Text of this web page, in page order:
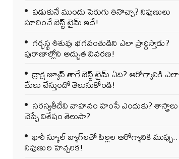
పడుకునే ముందు పెరుగు తినొచ్చా? నిపుణులు
సూచించే బెస్ట్ టైమ్ ఇదే!
గర్భస్థ శిశువు భగవంతుడిని ఎలా ప్రార్థిస్తాడు?
పురాణాల్లోని అద్భుత వివరణ!
ద్రాక్ష జ్యూస్ తాగే బెస్ట్ టైమ్ ఏది? ఆరోగ్యానికి ఎలా
మేలు చేస్తుందో తెలుసుకోండి!
సరస్వతీదేవి వాహనం హంసే ఎందుకు? శాస్త్రాలు
చెప్పే విశేషం తెలుసా?
భారీ స్కూల్ బ్యాగ్‌లతో పిల్లల ఆరోగ్యానికి ముప్పు..
నిపుణుల హెచ్చరిక!